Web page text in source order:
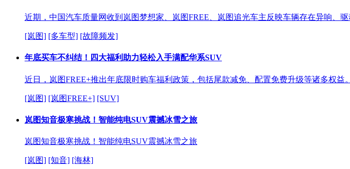
近期，中国汽车质量网收到岚图梦想家、岚图FREE、岚图追光车主反映车辆存在异响、
[岚图] [多车型] [故障频发]
年底买车不纠结！四大福利助力轻松入手满配华系SUV
近日，岚图FREE+推出年底限时购车福利政策，包括尾款减免、配置免费升级等诸多权益。
[岚图] [岚图FREE+] [SUV]
岚图知音极寒挑战！智能纯电SUV震撼冰雪之旅
岚图知音极寒挑战！智能纯电SUV震撼冰雪之旅
[岚图] [知音] [海林]